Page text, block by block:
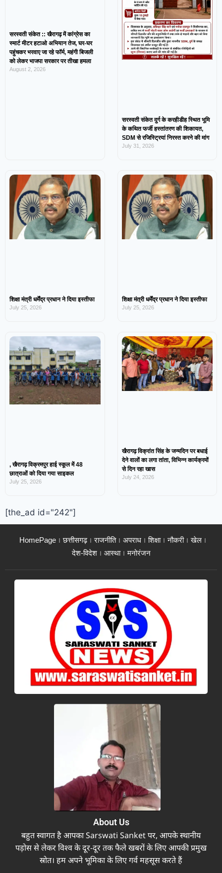
सरस्वती संकेत :: खैरागढ़ में कांग्रेस का
स्मार्ट मीटर हटाओ अभियान तेज, घर-घर
पहुंचकर भरवाए जा रहे फॉर्म, महंगी बिजली
को लेकर भाजपा सरकार पर तीखा हमला
August 2, 2026
सरस्वती संकेत दुर्ग के करहीडीह स्थित भूमि
के कथित फर्जी हस्तांतरण की शिकायत,
SDM से रजिस्ट्रियां निरस्त करने की मांग
July 31, 2026
शिक्षा मंत्री धर्मेंद्र प्रधान ने दिया इस्तीफा
July 25, 2026
शिक्षा मंत्री धर्मेंद्र प्रधान ने दिया इस्तीफा
July 25, 2026
, खैरागढ़ विक्रमपुर हाई स्कूल में 48
छात्राओं को दिया गया साइकल
July 25, 2026
खैरागढ़ विक्रांत सिंह के जन्मदिन पर बधाई
देने वालों का लगा तांता, विभिन्न कार्यक्रमों
से दिन रहा खास
July 24, 2026
[the_ad id="242"]
HomePage छत्तीसगढ़ राजनीति अपराध शिक्षा नौकरी
खेल
देश-विदेश
आस्था मनोरंजन
About Us
बहुत स्वागत है आपका Sarswati Sanket पर, आपके स्थानीय
पड़ोस से लेकर विश्व के दूर-दूर तक फैले खबरों के लिए आपकी प्रमुख
स्रोत। हम अपने भूमिका के लिए गर्व महसूस करते हैं